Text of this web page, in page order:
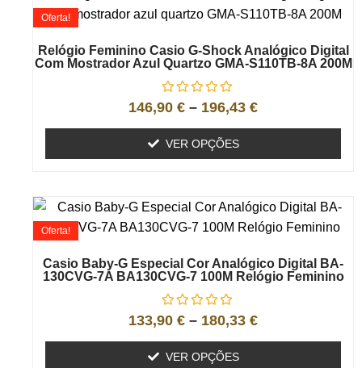
Relógio Feminino Casio G-Shock Analógico Digital
Com Mostrador Azul Quartzo GMA-S110TB-8A 200M
Oferta!
146,90 € – 196,43 €
VER OPÇÕES
Casio Baby-G Especial Cor Analógico Digital BA-
130CVG-7A BA130CVG-7 100M Relógio Feminino
Oferta!
133,90 € – 180,33 €
VER OPÇÕES